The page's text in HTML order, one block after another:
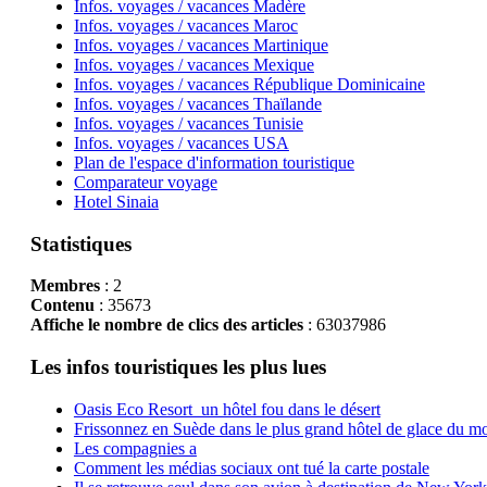
Infos. voyages / vacances Madère
Infos. voyages / vacances Maroc
Infos. voyages / vacances Martinique
Infos. voyages / vacances Mexique
Infos. voyages / vacances République Dominicaine
Infos. voyages / vacances Thaïlande
Infos. voyages / vacances Tunisie
Infos. voyages / vacances USA
Plan de l'espace d'information touristique
Comparateur voyage
Hotel Sinaia
Statistiques
Membres: 2
Contenu : 35673
Affiche le nombre de clics des articles: 63037986
Les infos touristiques les plus lues
Oasis Eco Resort un hôtel fou dans le désert
Frissonnez en Suède dans le plus grand hôtel de glace du
Les compagnies a
Comment les médias sociaux ont tué la carte postale